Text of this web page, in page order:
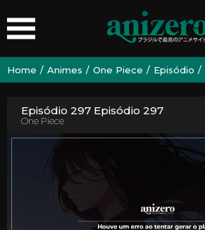
Home Animes One Piece Episódio
Episódio 297 Episódio 297
One Piece